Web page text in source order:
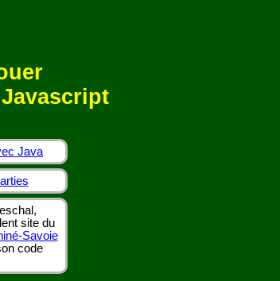
Java
site du
Savoie
code